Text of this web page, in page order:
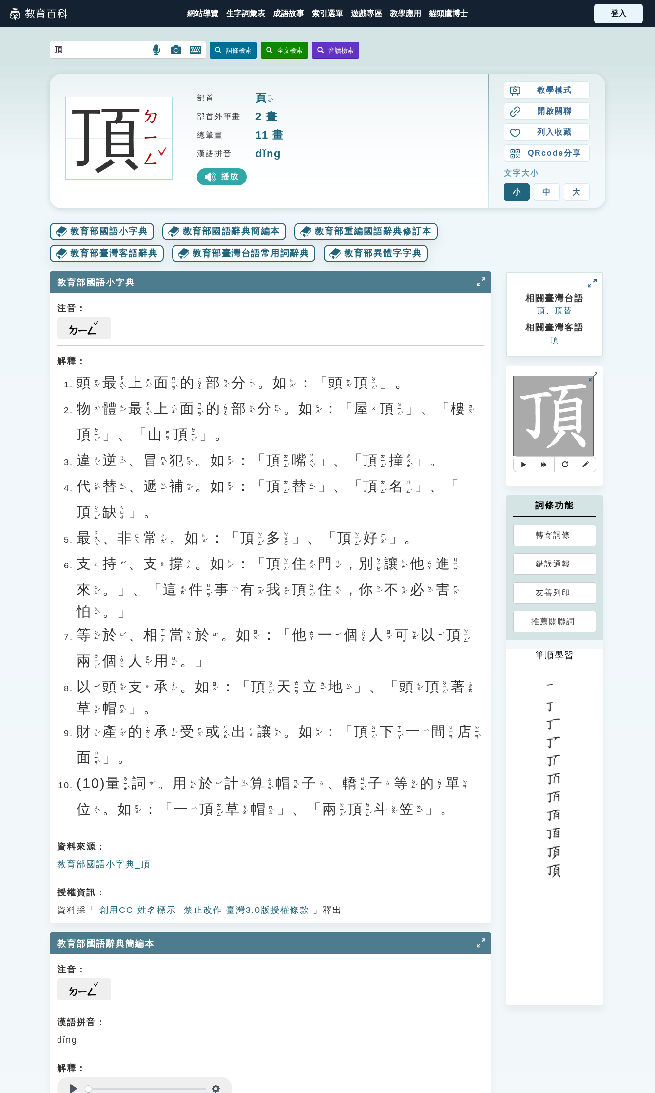
到
主
::: 網站導覽 生字詞彙表 成語故事 索引選單 遊戲專區 教學應用 貓頭鷹博士 登入
:::
語
搜
圖
圖
搜
開
鍵
圖
詞條檢索 全文檢索 音讀檢索
頂ㄉ
ㄧ
ㄥ
ˇ
部首 頁ㄧㄝˋ
部首外筆畫 2 畫
總筆畫 11 畫
漢語拼音 dǐng
播放
教學模式
開啟關聯
列入收藏
QRcode分享
文字大小
小 中 大
教育部國語小字典 教育部國語辭典簡編本 教育部重編國語辭典修訂本
教育部臺灣客語辭典 教育部臺灣台語常用詞辭典 教育部異體字字典
教育部國語小字典
注音：
ㄉㄧㄥ
解釋：
頭 ㄊㄡˊ 最 ㄗㄨㄟˋ 上 ㄕㄤˋ 面 ㄇㄧㄢˋ 的 ˙ㄉㄜ 部 ㄅㄨˋ 分 ㄈㄣˋ 。 如 ㄖㄨˊ ：「 頭 ㄊㄡˊ 頂 ㄉㄧㄥˇ
」。
物
ㄨˋ 體 ㄊㄧˇ 最 ㄗㄨㄟˋ 上 ㄕㄤˋ 面 ㄇㄧㄢˋ 的 ˙ㄉㄜ 部 ㄅㄨˋ 分 ㄈㄣˋ 。 如 ㄖㄨˊ ：「 屋 ㄨ 頂 ㄉㄧㄥˇ 」、「樓 ㄌㄡˊ
頂 ㄉㄧㄥˇ 」、「 山 ㄕㄢ 頂 ㄉㄧㄥˇ
」。
違 ㄨㄟˊ 逆 ㄋㄧˋ 、 冒 ㄇㄠˋ 犯 ㄈㄢˋ 。 如 ㄖㄨˊ ：「 頂 ㄉㄧㄥˇ 嘴 ㄗㄨㄟˇ 」、「 頂 ㄉㄧㄥˇ 撞 ㄓㄨㄤˋ
」。
代 ㄉㄞˋ 替 ㄊㄧˋ 、 遞 ㄉㄧˋ 補 ㄅㄨˇ 。 如 ㄖㄨˊ ：「 頂 ㄉㄧㄥˇ 替 ㄊㄧˋ 」、「 頂 ㄉㄧㄥˇ 名 ㄇㄧㄥˊ
」、「
頂 ㄉㄧㄥˇ 缺 ㄑㄩㄝ
」。
最 ㄗㄨㄟˋ 、 非 ㄈㄟ 常 ㄔㄤˊ 。 如 ㄖㄨˊ ：「 頂 ㄉㄧㄥˇ 多 ㄉㄨㄛ 」、「 頂 ㄉㄧㄥˇ 好 ㄏㄠˇ
」。
支
ㄓ 持 ㄔˊ 、 支 ㄓ 撐 ㄔㄥ 。 如 ㄖㄨˊ ：「 頂 ㄉㄧㄥˇ 住 ㄓㄨˋ 門 ㄇㄣˊ ， 別 ㄅㄧㄝˊ 讓 ㄖㄤˋ 他 ㄊㄚ 進 ㄐㄧㄣˋ
來 ㄌㄞˊ 。」、「 這 ㄓㄜˋ 件 ㄐㄧㄢˋ 事 ㄕˋ 有 ㄧㄡˇ 我 ㄨㄛˇ 頂 ㄉㄧㄥˇ 住 ㄓㄨˋ ， 你 ㄋㄧˇ 不 ㄅㄨˊ 必 ㄅㄧˋ 害 ㄏㄞˋ
怕 ㄆㄚˋ 。」
等 ㄉㄥˇ 於 ㄩˊ 、 相 ㄒㄧㄤ 當 ㄉㄤ 於 ㄩˊ 。 如 ㄖㄨˊ ：「 他 ㄊㄚ 一 ㄧˊ 個 ˙ㄍㄜ 人 ㄖㄣˊ 可 ㄎㄜˇ 以 ㄧˇ 頂 ㄉㄧㄥˇ
兩 ㄌㄧㄤˇ 個 ˙ㄍㄜ 人 ㄖㄣˊ 用 ㄩㄥˋ 。」
以
ㄧˇ 頭 ㄊㄡˊ 支 ㄓ 承 ㄔㄥˊ 。 如 ㄖㄨˊ ：「 頂 ㄉㄧㄥˇ 天 ㄊㄧㄢ 立 ㄌㄧˋ 地 ㄉㄧˋ 」、「頭 ㄊㄡˊ 頂 ㄉㄧㄥˇ 著 ˙ㄓㄜ
草 ㄘㄠˇ 帽 ㄇㄠˋ
」。
財 ㄘㄞˊ 產 ㄔㄢˇ 的 ˙ㄉㄜ 承 ㄔㄥˊ 受 ㄕㄡˋ 或 ㄏㄨㄛˋ 出 ㄔㄨ 讓 ㄖㄤˋ 。 如 ㄖㄨˊ ：「頂 ㄉㄧㄥˇ 下 ㄒㄧㄚˋ 一 ㄧˋ 間 ㄐㄧㄢ 店 ㄉㄧㄢˋ
面 ㄇㄧㄢˋ
」。
(10)量 ㄌㄧㄤˋ 詞 ㄘˊ 。 用 ㄩㄥˋ 於 ㄩˊ 計 ㄐㄧˋ 算 ㄙㄨㄢˋ 帽 ㄇㄠˋ 子 ˙ㄗ 、 轎 ㄐㄧㄠˋ 子 ˙ㄗ 等 ㄉㄥˇ 的 ˙ㄉㄜ 單 ㄉㄢ
位 ㄨㄟˋ 。 如 ㄖㄨˊ ：「 一 ㄧˋ 頂 ㄉㄧㄥˇ 草 ㄘㄠˇ 帽 ㄇㄠˋ 」、「 兩 ㄌㄧㄤˇ 頂 ㄉㄧㄥˇ 斗 ㄉㄡˇ 笠 ㄌㄧˋ 」。
資料來源：
教育部國語小字典_頂
授權資訊：
資料採「
創用CC-姓名標示- 禁止改作 臺灣3.0版授權條款 」釋出
教育部國語辭典簡編本
注音：
ㄉㄧㄥ
漢語拼音：
dǐng
解釋：
相關臺灣台語
頂 頂替
相關臺灣客語
頂
詞條功能
轉寄詞條
錯誤通報
友善列印
推薦關聯詞
筆順學習